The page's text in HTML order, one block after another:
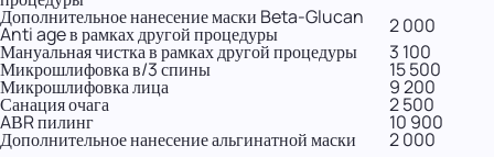
Дополнительное нанесение маски Beta-Glucan
Anti age в рамках другой процедуры
2 000
Мануальная чистка в рамках другой процедуры
3 100
Микрошлифовка в/3 спины 15 500
Микрошлифовка лица 9 200
Санация очага 2 500
AВR пилинг 10 900
Дополнительное нанесение альгинатной маски 2 000